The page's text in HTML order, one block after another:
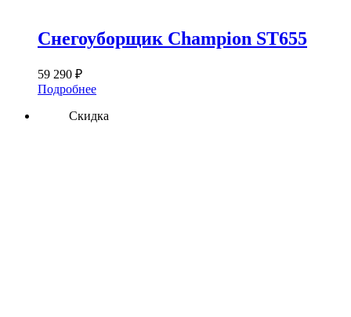
Снегоуборщик Champion ST655
59 290 ₽
Подробнее
Скидка